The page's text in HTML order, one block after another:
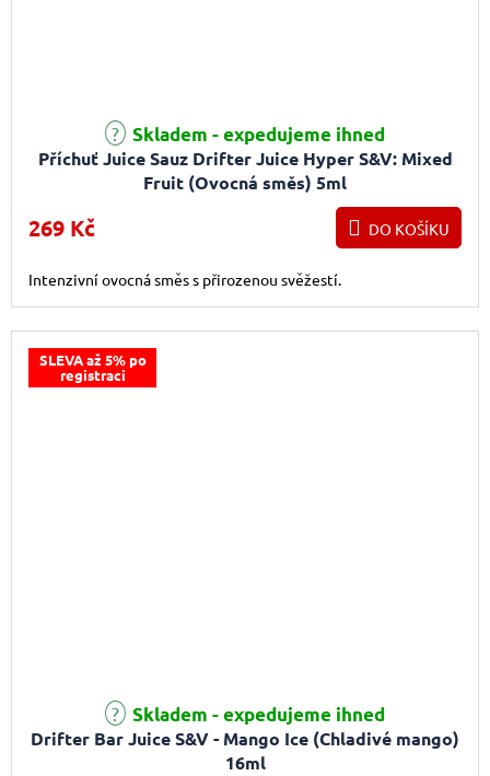
Příchuť Juice Sauz Drifter Juice Hyper S&V: Mixed
Fruit (Ovocná směs) 5ml
Skladem - expedujeme ihned
269 Kč DO KOŠÍKU
Intenzivní ovocná směs s přirozenou svěžestí.
SLEVA až 5% po
registraci
Drifter Bar Juice S&V - Mango Ice (Chladivé mango)
16ml
Skladem - expedujeme ihned